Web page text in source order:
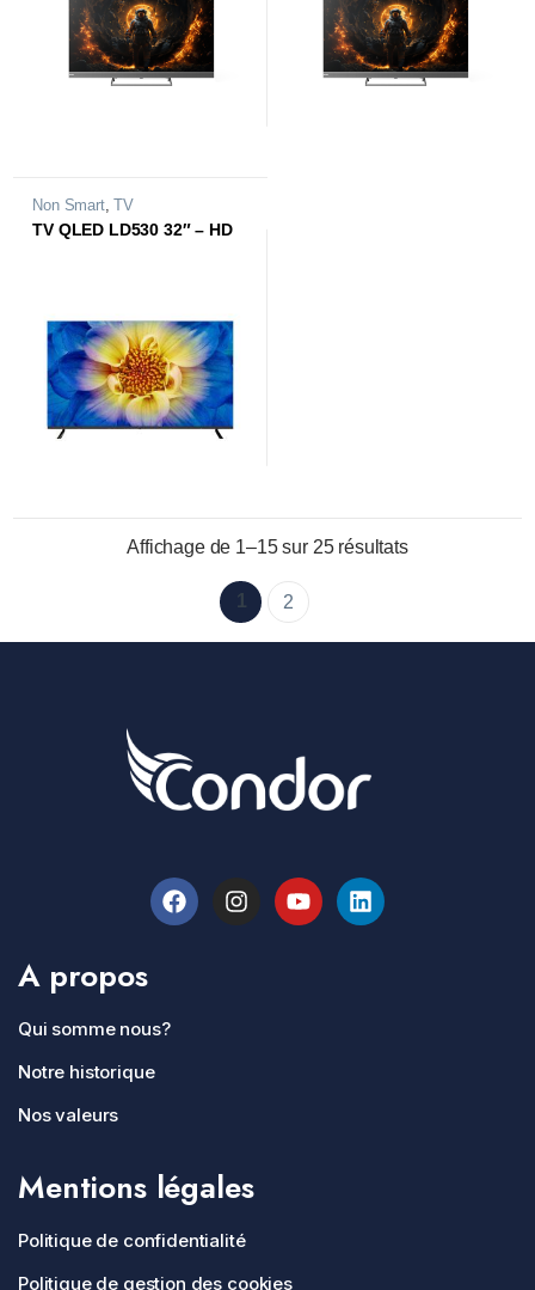
Non Smart,TV
TV QLED LD530 32″ – HD
Affichage de 1–15 sur 25 résultats
2
A propos
Qui somme nous?
Notre historique
Nos valeurs
Mentions légales
Politique de confidentialité
Politique de gestion des cookies